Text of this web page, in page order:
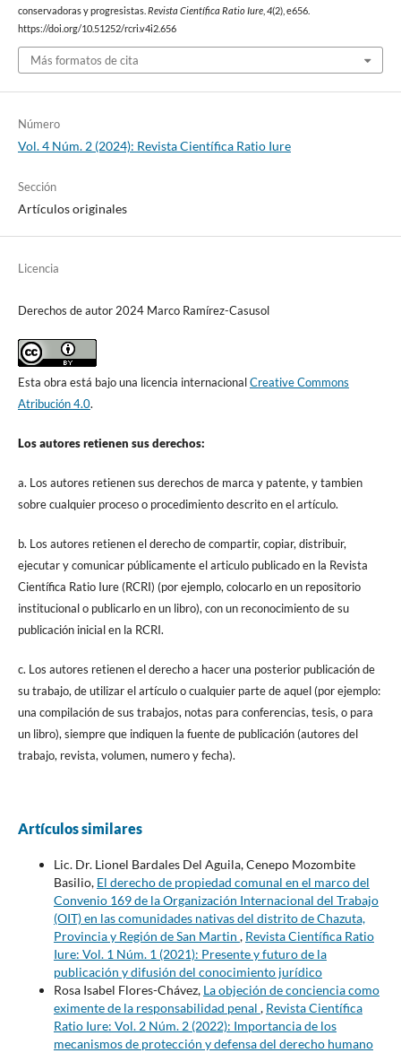
conservadoras y progresistas. Revista Científica Ratio Iure, 4(2), e656.
https://doi.org/10.51252/rcri.v4i2.656
Más formatos de cita
Número
Vol. 4 Núm. 2 (2024): Revista Científica Ratio Iure
Sección
Artículos originales
Licencia
Derechos de autor 2024 Marco Ramírez-Casusol
Esta obra está bajo una licencia internacionalCreative Commons
Atribución 4.0.
Los autores retienen sus derechos:
a. Los autores retienen sus derechos de marca y patente, y tambien
sobre cualquier proceso o procedimiento descrito en el artículo.
b. Los autores retienen el derecho de compartir, copiar, distribuir,
ejecutar y comunicar públicamente el articulo publicado en la Revista
Científica Ratio Iure (RCRI) (por ejemplo, colocarlo en un repositorio
institucional o publicarlo en un libro), con un reconocimiento de su
publicación inicial en la RCRI.
c. Los autores retienen el derecho a hacer una posterior publicación de
su trabajo, de utilizar el artículo o cualquier parte de aquel (por ejemplo:
una compilación de sus trabajos, notas para conferencias, tesis, o para
un libro), siempre que indiquen la fuente de publicación (autores del
trabajo, revista, volumen, numero y fecha).
Artículos similares
Lic. Dr. Lionel Bardales Del Aguila, Cenepo Mozombite
Basilio, El derecho de propiedad comunal en el marco del
Convenio 169 de la Organización Internacional del Trabajo
(OIT) en las comunidades nativas del distrito de Chazuta,
Provincia y Región de San Martin , Revista Científica Ratio
Iure: Vol. 1 Núm. 1 (2021): Presente y futuro de la
publicación y difusión del conocimiento jurídico
Rosa Isabel Flores-Chávez, La objeción de conciencia como
eximente de la responsabilidad penal , Revista Científica
Ratio Iure: Vol. 2 Núm. 2 (2022): Importancia de los
mecanismos de protección y defensa del derecho humano